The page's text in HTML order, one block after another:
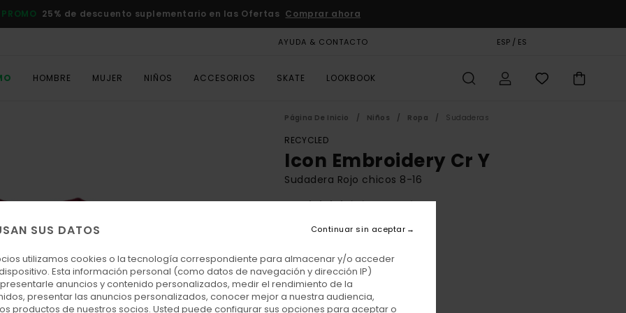
PROMO 25% de descuento suplementario en las Ofertas Comprar ahora
AYUDA & CONTACTO ESP / ES
HOMBRE MUJER NIÑOS ACCESORIOS SKATE LOOKBOOK
Página De Inicio Niños Ropa Sudaderas
RECYCLED
Icon Embroidery Cr Y
Sudadera Rojo chicos 8-16
4.9
ECO-BONUS
20,25 €
OFERTAS
DOBLE PROMO -25% EXTRA
SUS DATOS
utilizamos cookies o la tecnología correspondiente para almacenar y/o acceder
Esta información personal (como datos de navegación y dirección IP)
anuncios y contenido personalizados, medir el rendimiento de la
presentar las anuncios personalizados, conocer mejor a nuestra audiencia,
productos de nuestros socios. Usted puede configurar sus opciones para aceptar o
Continuar sin aceptar